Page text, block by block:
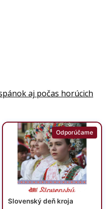
aj počas horúcich